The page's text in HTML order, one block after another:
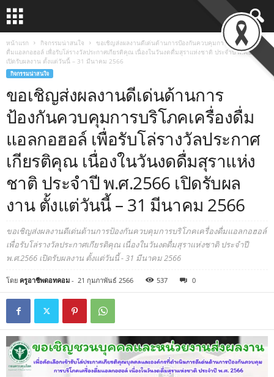
หน้าแรก กิจกรรมน่าสนใจ
ขอเชิญส่งผลงานดีเด่นด้านการป้องกันควบคุมการบริโภคเครื่อง
ดื่มแอลกอฮอล์ เพื่อรับโล่รางวัลประกาศเกียรติคุณ เนื่องในวันงดดื่มสุราแห่งชาติ ประจำปี พ.ศ.2566
เปิดรับผลงาน ตั้งแต่วันนี้ – 31 มีนาคม 2566
กิจกรรมน่าสนใจ
ขอเชิญส่งผลงานดีเด่นด้านการ
ป้องกันควบคุมการบริโภคเครื่องดื่ม
แอลกอฮอล์ เพื่อรับโล่รางวัลประกาศ
เกียรติคุณ เนื่องในวันงดดื่มสุราแห่ง
ชาติ ประจำปี พ.ศ.2566 เปิดรับผล
งาน ตั้งแต่วันนี้ – 31 มีนาคม 2566
ขอเชิญส่งผลงานดีเด่นด้านการป้องกันควบคุมการบริโภคเครื่องดื่มแอลกอฮอล์
เพื่อรับโล่รางวัลประกาศเกียรติคุณ เนื่องในวันงดดื่มสุราแห่งชาติ ประจำปี
พ.ศ.2566 เปิดรับผลงาน ตั้งแต่วันนี้ - 31 มีนาคม 2566
โดย ครูอาชีพดอทคอม - 21 กุมภาพันธ์ 2566 537 0